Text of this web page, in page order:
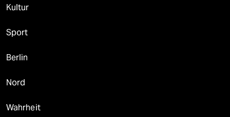
Kultur
Sport
Berlin
Nord
Wahrheit